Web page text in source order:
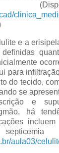
e a
para
do tecido,
se
e
há
aula03/